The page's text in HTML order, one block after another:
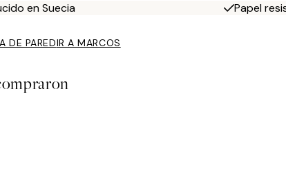
en Suecia Papel
DE PAREDIR A MARCOS